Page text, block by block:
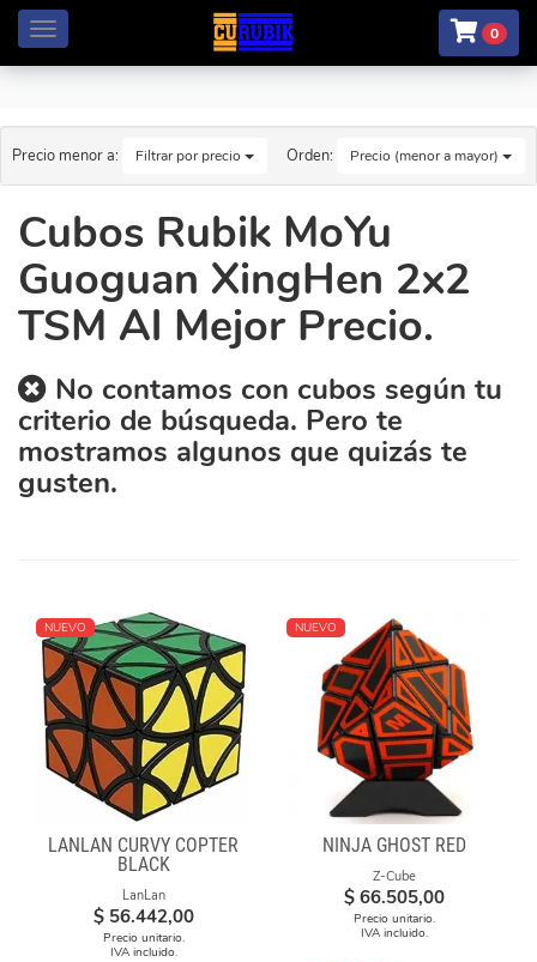
Menú 0
Precio menor a: Filtrar por precio Orden: Precio (menor a mayor)
Cubos Rubik MoYu
Guoguan XingHen 2x2
TSM Al Mejor Precio.
No contamos con cubos según tu
criterio de búsqueda. Pero te
mostramos algunos que quizás te
gusten.
NUEVO
LANLAN CURVY COPTER
BLACK
LanLan
$ 56.442,00
Precio unitario.
IVA incluido.
NUEVO
NINJA GHOST RED
Z-Cube
$ 66.505,00
Precio unitario.
IVA incluido.